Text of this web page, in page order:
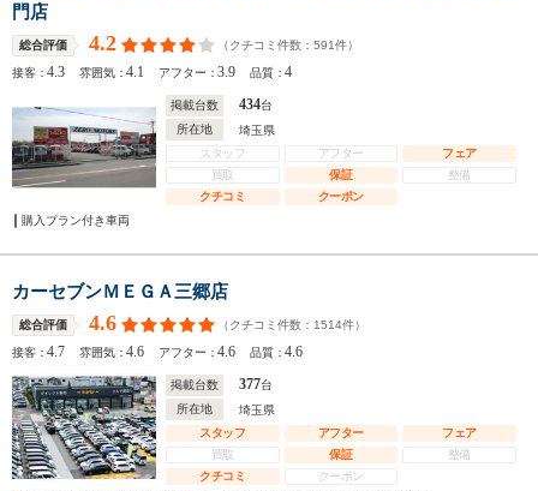
門店
総合評価 4.2 （クチコミ件数： 591件）
接客：4.3 雰囲気：4.1 アフター：3.9 品質：4
掲載台数 434台
所在地
埼玉県
スタッフ
アフター
フェア
買取
保証
整備
クチコミ
クーポン
購入プラン付き車両
カーセブンＭＥＧＡ三郷店
総合評価 4.6 （クチコミ件数： 1514件）
接客：4.7 雰囲気：4.6 アフター：4.6 品質：4.6
掲載台数 377台
所在地
埼玉県
スタッフ
アフター
フェア
買取
保証
整備
クチコミ
クーポン